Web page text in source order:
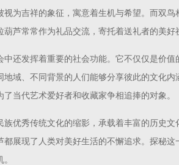
视为吉祥的象征，寓意着生机与希望。而双
芦常常作为礼品交流，寄托着送礼者的美好
中还发挥着重要的社会功能。它不仅仅是价
地域、不同背景的人们能够分享彼此的文化
当代艺术爱好者和收藏家争相追捧的对象。
族优秀传统文化的缩影，承载着丰富的历史
都展现了人类对美好生活的不懈追求。探秘